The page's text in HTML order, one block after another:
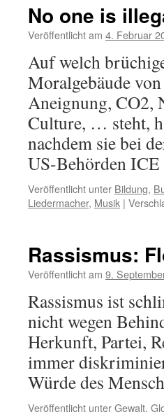
No one is
Veröffentlicht am 4. Februar
Auf welch
Moralgebäude
Aneignung, CO2,
Culture, … steht,
nachdem sie bei
US-Behörden
Veröffentlicht unter Bildung,
Liedermacher, Musik |
Rassismus:
Veröffentlicht am 9.
Rassismus ist
nicht wegen
Herkunft, Partei,
immer
Würde des
Veröffentlicht unterGewalt,